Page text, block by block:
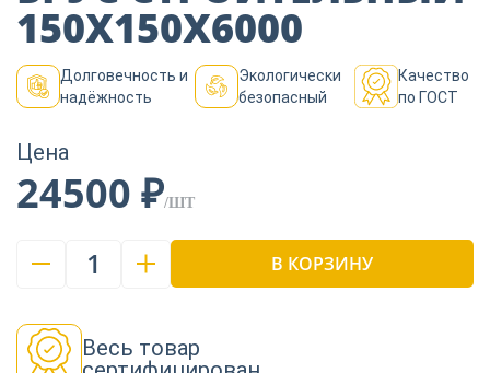
Пиломатериалы
Декор
Изоляция
Инструменты
Продукция из
дерева
150Х150Х6000
Долговечность и
надёжность
Экологически
безопасный
Качество
по ГОСТ
Цена
24500 ₽/ШТ
1 В КОРЗИНУ
Весь товар